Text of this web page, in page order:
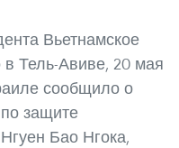
Вьетнамское
Тель-Авиве, 20 мая
сообщило о
защите
Бао Нгока,